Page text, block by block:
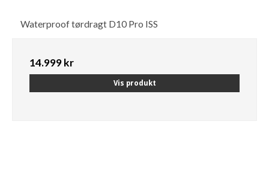
Waterproof tørdragt D10 Pro ISS
14.999 kr
Vis produkt